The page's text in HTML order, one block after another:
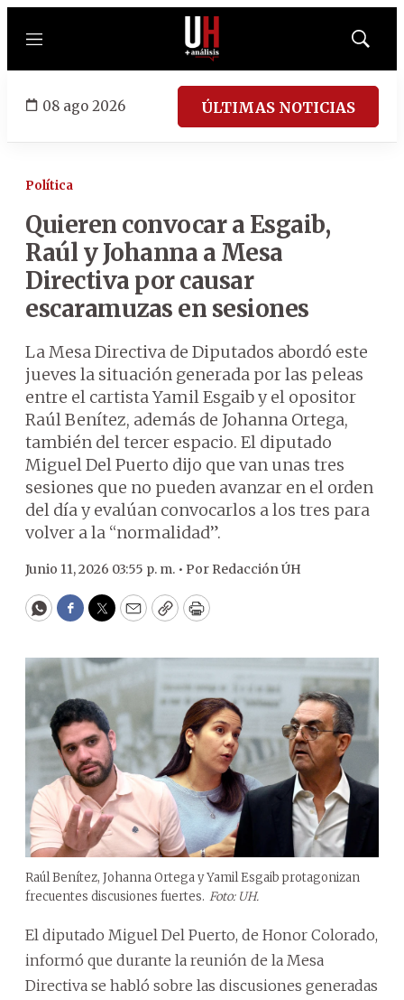
Menú
Mostrar
08 ago 2026 ÚLTIMAS NOTICIAS
Política
Quieren convocar a Esgaib,
Raúl y Johanna a Mesa
Directiva por causar
escaramuzas en sesiones
La Mesa Directiva de Diputados abordó este
jueves la situación generada por las peleas
entre el cartista Yamil Esgaib y el opositor
Raúl Benítez, además de Johanna Ortega,
también del tercer espacio. El diputado
Miguel Del Puerto dijo que van unas tres
sesiones que no pueden avanzar en el orden
del día y evalúan convocarlos a los tres para
volver a la “normalidad”.
Junio 11, 2026 03:55 p. m. • Por Redacción ÚH
WhatsApp
Facebook
Twitter
EmailCopyPrint
Raúl Benítez, Johanna Ortega y Yamil Esgaib protagonizan
frecuentes discusiones fuertes. Foto: UH.
El diputado Miguel Del Puerto, de Honor Colorado,
informó que durante la reunión de la Mesa
Directiva se habló sobre las discusiones generadas